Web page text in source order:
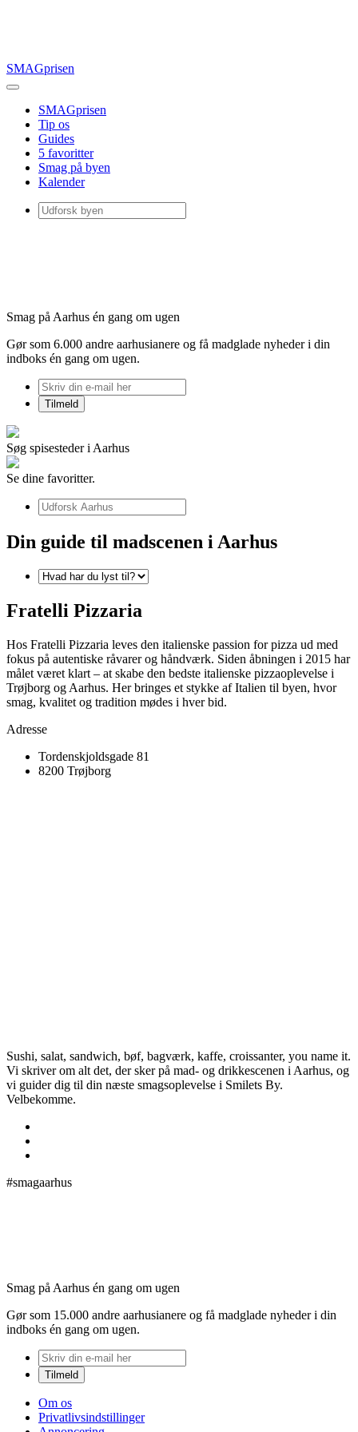
SMAGprisen
SMAGprisen
Tip os
Guides
5 favoritter
Smag på byen
Kalender
Smag på Aarhus én gang om ugen
Gør som 6.000 andre aarhusianere og få madglade nyheder i din
indboks én gang om ugen.
Søg spisesteder i Aarhus
Se dine favoritter.
Din guide til madscenen i Aarhus
Fratelli Pizzaria
Hos Fratelli Pizzaria leves den italienske passion for pizza ud med
fokus på autentiske råvarer og håndværk. Siden åbningen i 2015 har
målet været klart – at skabe den bedste italienske pizzaoplevelse i
Trøjborg og Aarhus. Her bringes et stykke af Italien til byen, hvor
smag, kvalitet og tradition mødes i hver bid.
Adresse
Tordenskjoldsgade 81
8200 Trøjborg
Sushi, salat, sandwich, bøf, bagværk, kaffe, croissanter, you name it.
Vi skriver om alt det, der sker på mad- og drikkescenen i Aarhus, og
vi guider dig til din næste smagsoplevelse i Smilets By.
Velbekomme.
#smagaarhus
Smag på Aarhus én gang om ugen
Gør som 15.000 andre aarhusianere og få madglade nyheder i din
indboks én gang om ugen.
Om os
Privatlivsindstillinger